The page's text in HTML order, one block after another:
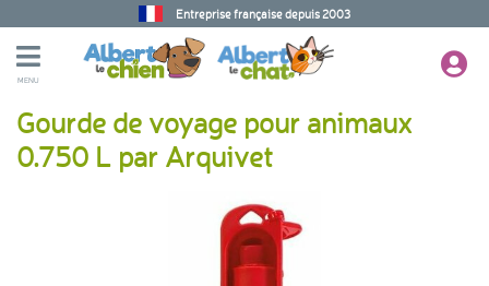
Entreprise française depuis 2003
MENU
Gourde de voyage pour animaux
0.750 L par Arquivet